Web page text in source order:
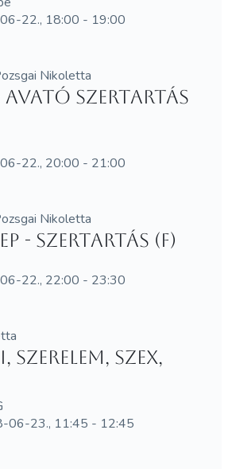
22., 18:00 - 19:00
Nikoletta
avató szertartás
22., 20:00 - 21:00
Nikoletta
- szertartás (F)
22., 22:00 - 23:30
szerelem, szex,
06-23., 11:45 - 12:45